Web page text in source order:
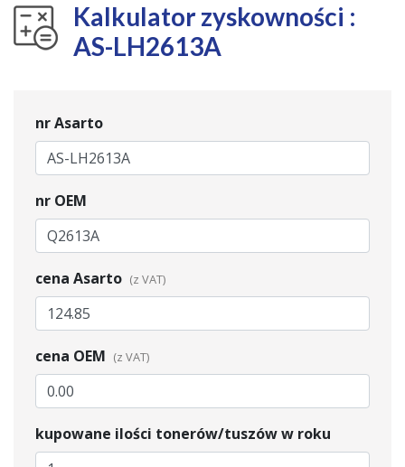
Kalkulator zyskowności :
AS-LH2613A
nr Asarto
nr OEM
cena Asarto
cena OEM
kupowane ilości tonerów/tuszów w roku